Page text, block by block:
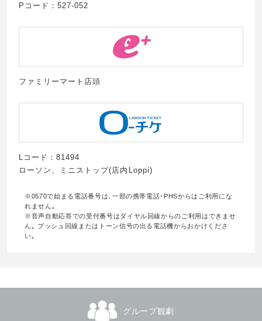
Pコード：527-052
ファミリーマート店頭
Lコード：81494
ローソン、ミニストップ(店内Loppi)
※0570で始まる電話番号は､一部の携帯電話･PHSからはご利用にな
れません｡
※音声自動応答での受付番号はダイヤル回線からのご利用はできませ
ん｡ プッシュ回線またはトーン信号の出る電話機からおかけくださ
い｡
グループ観劇